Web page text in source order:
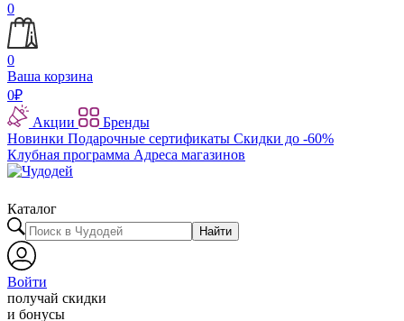
0
0
Ваша корзина
0₽
Акции
Бренды
Новинки Подарочные сертификаты Скидки до -60%
Клубная программа Адреса магазинов
Каталог
Найти
Войти
получай скидки
и бонусы